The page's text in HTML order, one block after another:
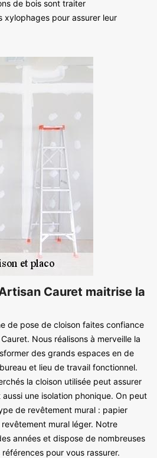
de bois sont traiter
xylophages pour assurer leur
Cauret maitrise la
de pose de cloison faites confiance
Nous réalisons à merveille la
des grands espaces en de
et lieu de travail fonctionnel.
la cloison utilisée peut assurer
une isolation phonique. On peut
de revêtement mural : papier
mural léger. Notre
années et dispose de nombreuses
pour vous rassurer.